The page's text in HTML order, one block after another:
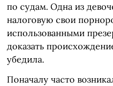
по судам. Одна из
налоговую свои
использованными
доказать
убедила.
Поначалу часто